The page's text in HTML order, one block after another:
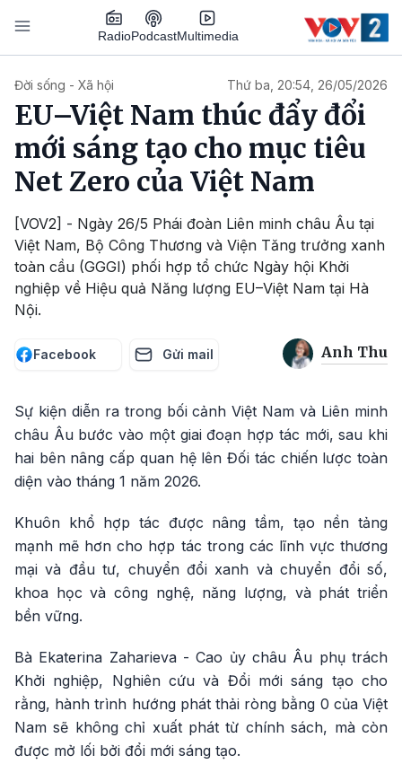
Nhảy đến nội dung
RadioPodcastMultimedia
Đời sống - Xã hội Thứ ba, 20:54, 26/05/2026
EU–Việt Nam thúc đẩy đổi
mới sáng tạo cho mục tiêu
Net Zero của Việt Nam
[VOV2] - Ngày 26/5 Phái đoàn Liên minh châu Âu tại
Việt Nam, Bộ Công Thương và Viện Tăng trưởng xanh
toàn cầu (GGGI) phối hợp tổ chức Ngày hội Khởi
nghiệp về Hiệu quả Năng lượng EU–Việt Nam tại Hà
Nội.
Facebook Gửi mail Anh Thu
Sự kiện diễn ra trong bối cảnh Việt Nam và Liên minh
châu Âu bước vào một giai đoạn hợp tác mới, sau khi
hai bên nâng cấp quan hệ lên Đối tác chiến lược toàn
diện vào tháng 1 năm 2026.
Khuôn khổ hợp tác được nâng tầm, tạo nền tảng
mạnh mẽ hơn cho hợp tác trong các lĩnh vực thương
mại và đầu tư, chuyển đổi xanh và chuyển đổi số,
khoa học và công nghệ, năng lượng, và phát triển
bền vững.
Bà Ekaterina Zaharieva - Cao ủy châu Âu phụ trách
Khởi nghiệp, Nghiên cứu và Đổi mới sáng tạo cho
rằng, hành trình hướng phát thải ròng bằng 0 của Việt
Nam sẽ không chỉ xuất phát từ chính sách, mà còn
được mở lối bởi đổi mới sáng tạo.